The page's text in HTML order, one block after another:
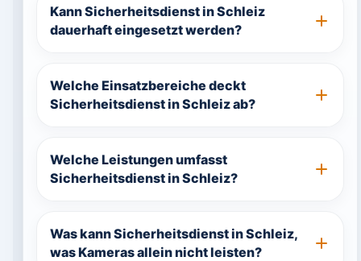
Kann Sicherheitsdienst in Schleiz
dauerhaft eingesetzt werden?
Welche Einsatzbereiche deckt
Sicherheitsdienst in Schleiz ab?
Welche Leistungen umfasst
Sicherheitsdienst in Schleiz?
Was kann Sicherheitsdienst in Schleiz,
was Kameras allein nicht leisten?